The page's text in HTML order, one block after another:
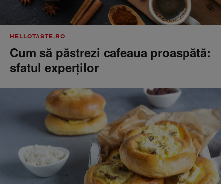
HELLOTASTE.RO
Cum să păstrezi cafeaua proaspătă:
sfatul experților